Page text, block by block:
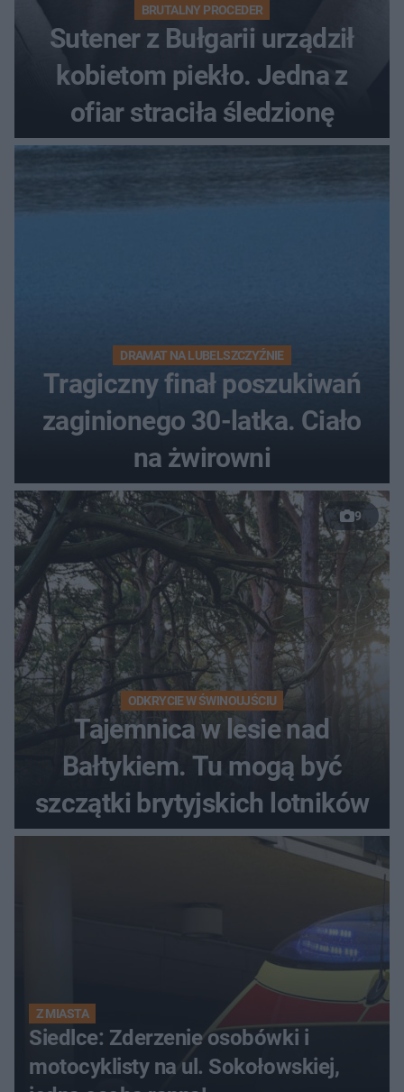
BRUTALNY PROCEDER
Sutener z Bułgarii urządził
kobietom piekło. Jedna z
ofiar straciła śledzionę
DRAMAT NA LUBELSZCZYŹNIE
Tragiczny finał poszukiwań
zaginionego 30-latka. Ciało
na żwirowni
9
ODKRYCIE W ŚWINOUJŚCIU
Tajemnica w lesie nad
Bałtykiem. Tu mogą być
szczątki brytyjskich lotników
Z MIASTA
Siedlce: Zderzenie osobówki i
motocyklisty na ul. Sokołowskiej,